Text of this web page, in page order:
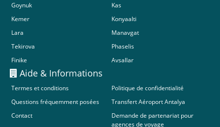
Goynuk
Kas
Kemer
Konyaalti
Lara
Manavgat
Tekirova
Phaselis
Finike
Avsallar
Aide & Informations
Termes et conditions
Politique de confidentialité
Questions fréquemment posées
Transfert Aéroport Antalya
Contact
Demande de partenariat pour
agences de voyage